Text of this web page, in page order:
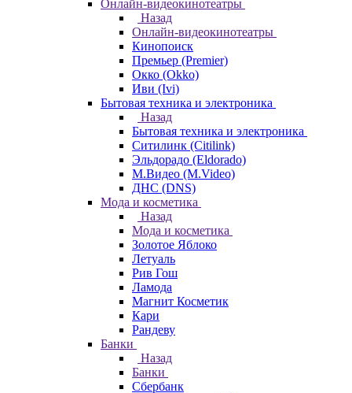
Онлайн-видеокинотеатры
Назад
Онлайн-видеокинотеатры
Кинопоиск
Премьер (Premier)
Окко (Okko)
Иви (Ivi)
Бытовая техника и электроника
Назад
Бытовая техника и электроника
Ситилинк (Citilink)
Эльдорадо (Eldorado)
М.Видео (M.Video)
ДНС (DNS)
Мода и косметика
Назад
Мода и косметика
Золотое Яблоко
Летуаль
Рив Гош
Ламода
Магнит Косметик
Кари
Рандеву
Банки
Назад
Банки
Сбербанк